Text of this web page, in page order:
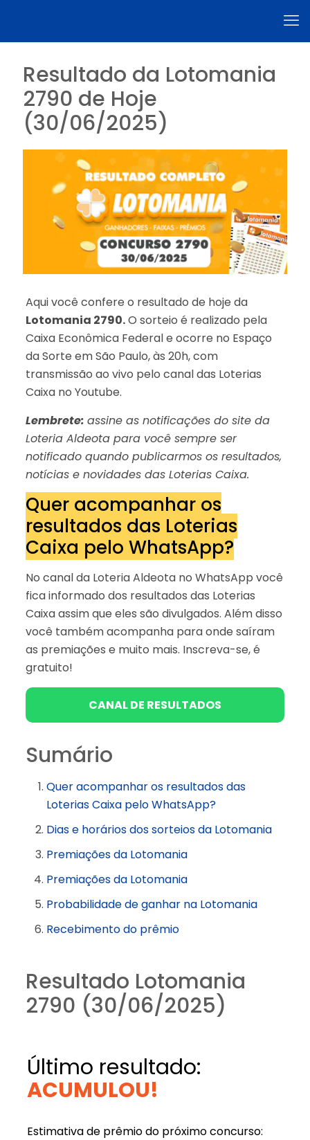
Resultado da Lotomania
2790 de Hoje
(30/06/2025)
Aqui você confere o resultado de hoje da
Lotomania 2790.O sorteio é realizado pela
Caixa Econômica Federal e ocorre no Espaço
da Sorte em São Paulo, às 20h, com
transmissão ao vivo pelo canal das Loterias
Caixa no Youtube.
Lembrete: assine as notificações do site da
Loteria Aldeota para você sempre ser
notificado quando publicarmos os resultados,
notícias e novidades das Loterias Caixa.
Quer acompanhar os
resultados das Loterias
Caixa pelo WhatsApp?
No canal da Loteria Aldeota no WhatsApp você
fica informado dos resultados das Loterias
Caixa assim que eles são divulgados. Além disso
você também acompanha para onde saíram
as premiações e muito mais. Inscreva-se, é
gratuito!
CANAL DE RESULTADOS
Sumário
Quer acompanhar os resultados das
Loterias Caixa pelo WhatsApp?
Dias e horários dos sorteios da Lotomania
Premiações da Lotomania
Premiações da Lotomania
Probabilidade de ganhar na Lotomania
Recebimento do prêmio
Resultado Lotomania
2790 (30/06/2025)
Último resultado:
ACUMULOU!
Estimativa de prêmio do próximo concurso: